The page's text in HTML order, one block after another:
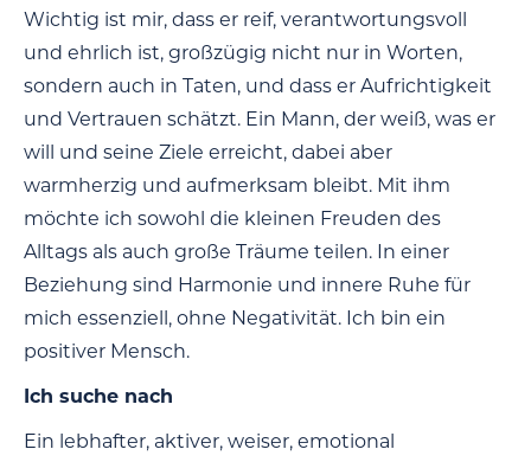
Wichtig ist mir, dass er reif, verantwortungsvoll
und ehrlich ist, großzügig nicht nur in Worten,
sondern auch in Taten, und dass er Aufrichtigkeit
und Vertrauen schätzt. Ein Mann, der weiß, was er
will und seine Ziele erreicht, dabei aber
warmherzig und aufmerksam bleibt. Mit ihm
möchte ich sowohl die kleinen Freuden des
Alltags als auch große Träume teilen. In einer
Beziehung sind Harmonie und innere Ruhe für
mich essenziell, ohne Negativität. Ich bin ein
positiver Mensch.
Ich suche nach
Ein lebhafter, aktiver, weiser, emotional